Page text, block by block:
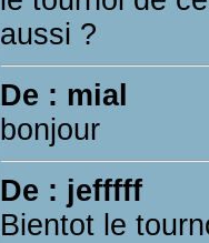
aussi ?
De : mial
bonjour
De : jefffff
Bientot le